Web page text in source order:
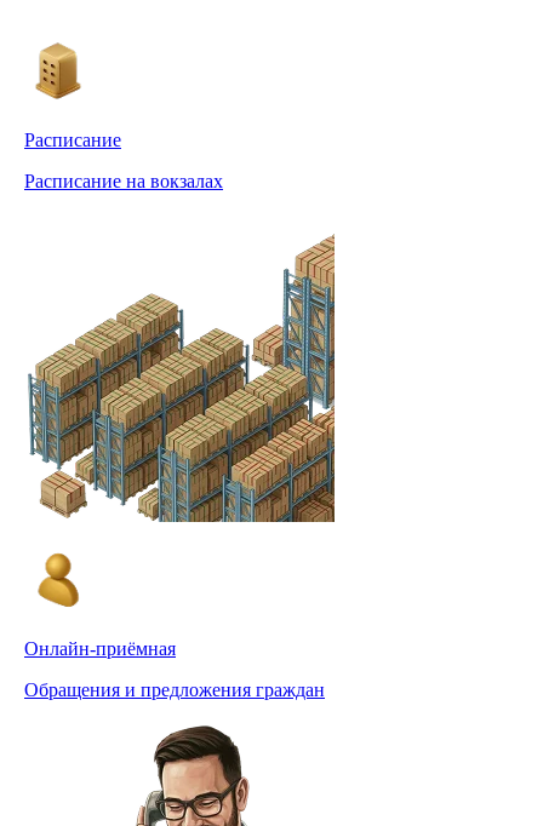
Расписание
Расписание на вокзалах
Онлайн-приёмная
Обращения и предложения граждан